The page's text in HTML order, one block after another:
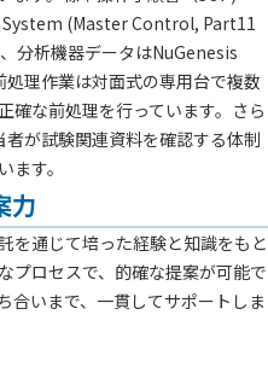
(Master Control, Part11
分析機器データはNuGenesis
理作業は対面式の専用台で複数
確な前処理を行っています。さら
が試験関連資料を確認する体制
す。
力
を通じて培った経験と知識をもと
プロセスで、的確な提案が可能で
合いまで、一貫してサポートしま